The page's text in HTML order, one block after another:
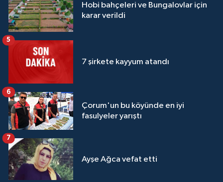
Hobi bahçeleri ve Bungalovlar için
karar verildi
7 şirkete kayyum atandı
5
Çorum'un bu köyünde en iyi
fasulyeler yarıştı
6
Ayşe Ağca vefat etti
7